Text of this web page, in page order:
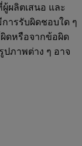
ผลิตเสนอ และ
ารรับผิดชอบใด ๆ
ดหรือจากข้อผิด
ภาพต่าง ๆ อาจ